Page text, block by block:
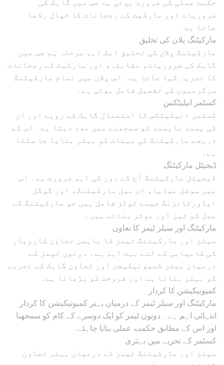
ضروریات اور مارکیٹ کے رجحانات کا خیال رکھا
جاتا ہے۔
مارکیٹنگ پلان کی تخلیق
مارکیٹنگ پلان کی تخلیق ایک اہم مرحلہ ہے جس میں
گاہک کی ضروریات، مقابلہ، اور مارکیٹ کے رجحانات
کا تجزیہ کیا جاتا ہے۔ اس پلان میں تمام مارکیٹنگ
سرگرمیوں کی تفصیل شامل ہوتی ہے۔
کسٹمر انیلیٹکس
کسٹمر انیلیٹکس کا استعمال گاہک کے رویے اور ان
کی پسند ناپسند کو سمجھنے میں مدد دیتا ہے۔ اس کے
ذریعے مارکیٹنگ کی مہمات کو بہتر بنایا جا سکتا
ہے۔
ڈیجیٹل مارکیٹنگ
ڈیجیٹل مارکیٹنگ آج کے دور کی اہم ضرورت ہے۔ اس
میں سوشل میڈیا، ای میل مارکیٹنگ، اور گوگل
ایڈورٹائزنگ جیسے ٹولز شامل ہیں جو مارکیٹنگ کے
عمل کو تیز اور موثر بناتے ہیں۔
مارکیٹنگ اور سیلز ٹیمز کا تعاون
سیلز اور مارکیٹنگ ٹیمز کا باہمی تعاون کاروبار
کی کامیابی کے لئے بہت اہم ہے۔ دونوں ٹیمز کے
درمیان بہتر کمیونیکیشن اور تعاون گاہک کے تجربے
کو بہتر بناتا ہے اور فروخت کو بڑھاتا ہے۔
کمیونیکیشن کا کردار
مارکیٹنگ اور سیلز ٹیمز کے درمیان بہتر کمیونیکیشن کا کردار
انتہائی اہم ہے۔ دونوں ٹیمز کو ایک دوسرے کے کام کو سمجھنا
اور اس کے مطابق حکمت عملی بنانا چاہئے۔
کسٹمر کے تجربے میں بہتری
سیلز اور مارکیٹنگ ٹیمز کے درمیان بہتر تعاون